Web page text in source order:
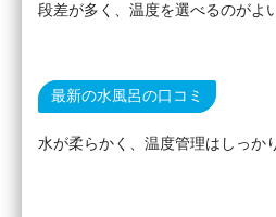
段差が多く、温度を選べるのがよ
最新の水風呂の口コミ
水が柔らかく、温度管理はしっか